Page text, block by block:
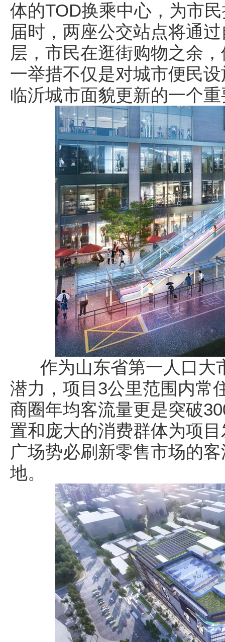
体的TOD换乘中心，为市
届时，两座公交站点将通
层，市民在逛街购物之余
一举措不仅是对城市便民
临沂城市面貌更新的一个
作为山东省第一人口大
潜力，项目3公里范围内常
商圈年均客流量更是突破
置和庞大的消费群体为项
广场势必刷新零售市场的
地。